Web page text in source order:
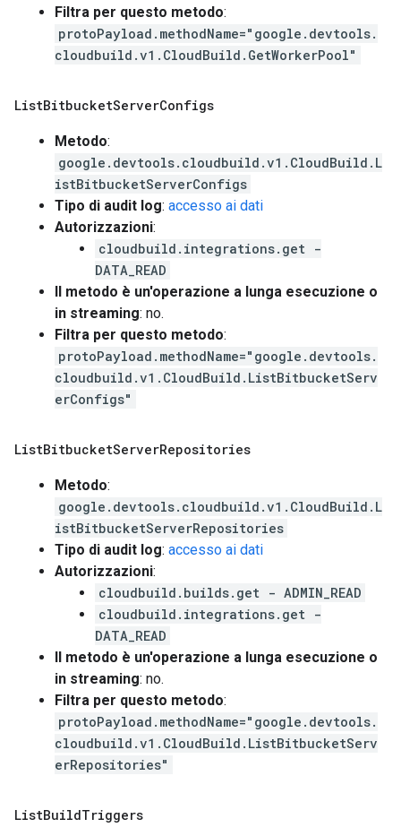
Filtra per questo metodo:
protoPayload.methodName="google.devtools.
cloudbuild.v1.CloudBuild.GetWorkerPool"
ListBitbucketServerConfigs
Metodo:
google.devtools.cloudbuild.v1.CloudBuild.L
istBitbucketServerConfigs
Tipo di audit log: accesso ai dati
Autorizzazioni:
cloudbuild.integrations.get -
DATA_READ
Il metodo è un'operazione a lunga esecuzione o
in streaming: no.
Filtra per questo metodo:
protoPayload.methodName="google.devtools.
cloudbuild.v1.CloudBuild.ListBitbucketServ
erConfigs"
ListBitbucketServerRepositories
Metodo:
google.devtools.cloudbuild.v1.CloudBuild.L
istBitbucketServerRepositories
Tipo di audit log: accesso ai dati
Autorizzazioni:
cloudbuild.builds.get - ADMIN_READ
cloudbuild.integrations.get -
DATA_READ
Il metodo è un'operazione a lunga esecuzione o
in streaming: no.
Filtra per questo metodo:
protoPayload.methodName="google.devtools.
cloudbuild.v1.CloudBuild.ListBitbucketServ
erRepositories"
ListBuildTriggers